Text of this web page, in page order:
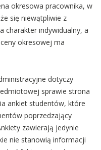
okresowa pracownika, w
się niewątpliwie z
charakter indywidualny, a
okresowej ma
dotyczy
sprawie strona
ankiet studentów, które
poprzedzający
zawierają jedynie
nie stanowią informacji